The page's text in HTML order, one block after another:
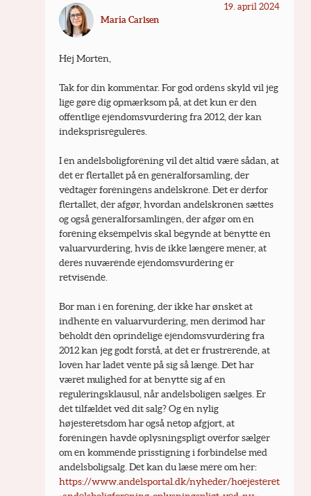
Maria Carlsen
19. april 2024
Hej Morten,
Tak for din kommentar. For god ordens skyld vil jeg
lige gøre dig opmærksom på, at det kun er den
offentlige ejendomsvurdering fra 2012, der kan
indeksprisreguleres.
I en andelsboligforening vil det altid være sådan, at
det er flertallet på en generalforsamling, der
vedtager foreningens andelskrone. Det er derfor
flertallet, der afgør, hvordan andelskronen sættes
og også generalforsamlingen, der afgør om en
forening eksempelvis skal begynde at benytte en
valuarvurdering, hvis de ikke længere mener, at
deres nuværende ejendomsvurdering er
retvisende.
Bor man i en forening, der ikke har ønsket at
indhente en valuarvurdering, men derimod har
beholdt den oprindelige ejendomsvurdering fra
2012 kan jeg godt forstå, at det er frustrerende, at
loven har ladet vente på sig så længe. Det har
været mulighed for at benytte sig af en
reguleringsklausul, når andelsboligen sælges. Er
det tilfældet ved dit salg? Og en nylig
højesteretsdom har også netop afgjort, at
foreningen havde oplysningspligt overfor sælger
om en kommende prisstigning i forbindelse med
andelsboligsalg. Det kan du læse mere om her:
https://www.andelsportal.dk/nyheder/hoejesteret